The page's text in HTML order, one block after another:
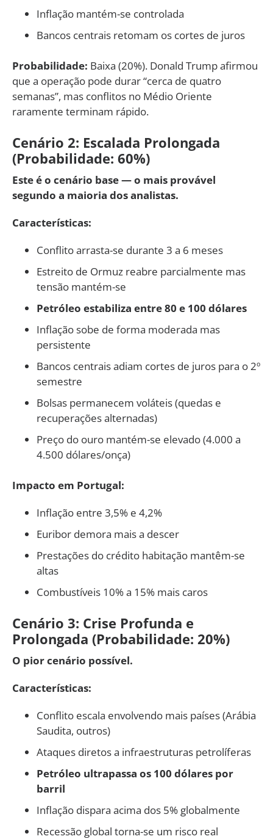
Inflação mantém-se controlada
Bancos centrais retomam os cortes de juros
Probabilidade: Baixa (20%). Donald Trump afirmou
que a operação pode durar “cerca de quatro
semanas”, mas conflitos no Médio Oriente
raramente terminam rápido.
Cenário 2: Escalada Prolongada
(Probabilidade: 60%)
Este é o cenário base — o mais provável
segundo a maioria dos analistas.
Características:
Conflito arrasta-se durante 3 a 6 meses
Estreito de Ormuz reabre parcialmente mas
tensão mantém-se
Petróleo estabiliza entre 80 e 100 dólares
Inflação sobe de forma moderada mas
persistente
Bancos centrais adiam cortes de juros para o 2º
semestre
Bolsas permanecem voláteis (quedas e
recuperações alternadas)
Preço do ouro mantém-se elevado (4.000 a
4.500 dólares/onça)
Impacto em Portugal:
Inflação entre 3,5% e 4,2%
Euribor demora mais a descer
Prestações do crédito habitação mantêm-se
altas
Combustíveis 10% a 15% mais caros
Cenário 3: Crise Profunda e
Prolongada (Probabilidade: 20%)
O pior cenário possível.
Características:
Conflito escala envolvendo mais países (Arábia
Saudita, outros)
Ataques diretos a infraestruturas petrolíferas
Petróleo ultrapassa os 100 dólares por
barril
Inflação dispara acima dos 5% globalmente
Recessão global torna-se um risco real